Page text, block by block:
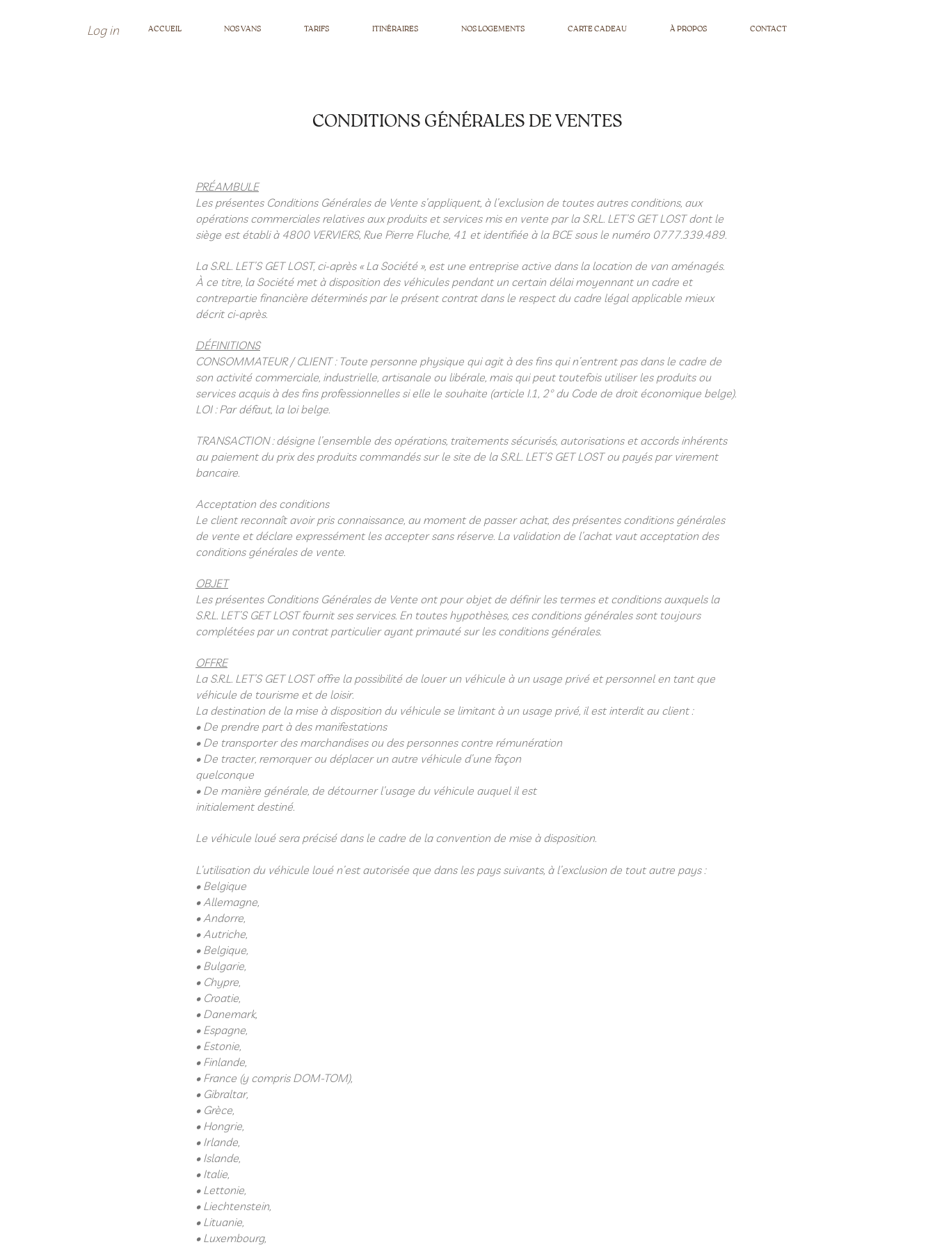
Log in CONTACT
À PROPOS
CARTE CADEAU
NOS LOGEMENTS
ITINÉRAIRES
TARIFS
NOS VANS
ACCUEIL
CONDITIONS GÉNÉRALES DE VENTES
PRÉAMBULE
Les présentes Conditions Générales de Vente s’appliquent, à l’exclusion de toutes autres conditions, aux
opérations commerciales relatives aux produits et services mis en vente par la S.R.L. LET’S GET LOST dont le
siège est établi à 4800 VERVIERS, Rue Pierre Fluche, 41 et identifiée à la BCE sous le numéro 0777.339.489.
La S.R.L. LET’S GET LOST, ci-après « La Société », est une entreprise active dans la location de van aménagés.
À ce titre, la Société met à disposition des véhicules pendant un certain délai moyennant un cadre et
contrepartie financière déterminés par le présent contrat dans le respect du cadre légal applicable mieux
décrit ci-après.
DÉFINITIONS
CONSOMMATEUR / CLIENT : Toute personne physique qui agit à des fins qui n’entrent pas dans le cadre de
son activité commerciale, industrielle, artisanale ou libérale, mais qui peut toutefois utiliser les produits ou
services acquis à des fins professionnelles si elle le souhaite (article I.1, 2° du Code de droit économique belge).
LOI : Par défaut, la loi belge.
TRANSACTION : désigne l’ensemble des opérations, traitements sécurisés, autorisations et accords inhérents
au paiement du prix des produits commandés sur le site de la S.R.L. LET’S GET LOST ou payés par virement
bancaire.
Acceptation des conditions
Le client reconnaît avoir pris connaissance, au moment de passer achat, des présentes conditions générales
de vente et déclare expressément les accepter sans réserve. La validation de l’achat vaut acceptation des
conditions générales de vente.
OBJET
Les présentes Conditions Générales de Vente ont pour objet de définir les termes et conditions auxquels la
S.R.L. LET’S GET LOST fournit ses services. En toutes hypothèses, ces conditions générales sont toujours
complétées par un contrat particulier ayant primauté sur les conditions générales.
OFFRE
La S.R.L. LET’S GET LOST offre la possibilité de louer un véhicule à un usage privé et personnel en tant que
véhicule de tourisme et de loisir.
La destination de la mise à disposition du véhicule se limitant à un usage privé, il est interdit au client :
• De prendre part à des manifestations
• De transporter des marchandises ou des personnes contre rémunération
• De tracter, remorquer ou déplacer un autre véhicule d’une façon
quelconque
• De manière générale, de détourner l’usage du véhicule auquel il est
initialement destiné.
Le véhicule loué sera précisé dans le cadre de la convention de mise à disposition.
L’utilisation du véhicule loué n’est autorisée que dans les pays suivants, à l’exclusion de tout autre pays :
• Belgique
• Allemagne,
• Andorre,
• Autriche,
• Belgique,
• Bulgarie,
• Chypre,
• Croatie,
• Danemark,
• Espagne,
• Estonie,
• Finlande,
• France (y compris DOM-TOM),
• Gibraltar,
• Grèce,
• Hongrie,
• Irlande,
• Islande,
• Italie,
• Lettonie,
• Liechtenstein,
• Lituanie,
• Luxembourg,